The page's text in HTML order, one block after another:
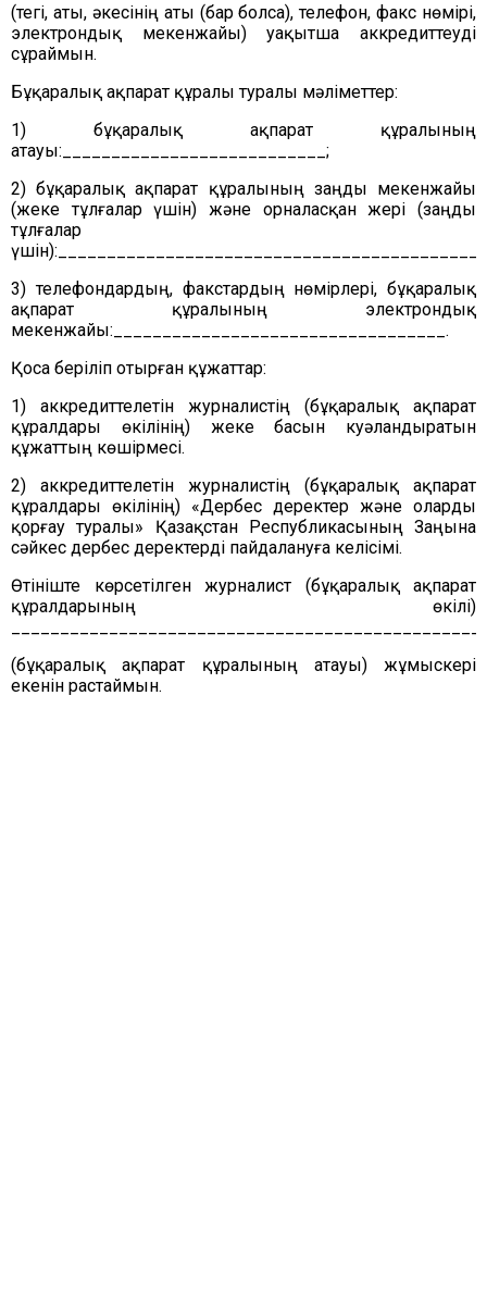
(тегі, аты, әкесінің аты (бар болса), телефон, факс нөмірі,
электрондық мекенжайы) уақытша аккредиттеуді
сұраймын.
Бұқаралық ақпарат құралы туралы мәліметтер:
1) бұқаралық ақпарат құралының
атауы:___________________________;
2) бұқаралық ақпарат құралының заңды мекенжайы
(жеке тұлғалар үшін) және орналасқан жері (заңды
тұлғалар
3) телефондардың, факстардың нөмірлері, бұқаралық
ақпарат құралының электрондық
мекенжайы:__________________________________.
Қоса беріліп отырған құжаттар:
1) аккредиттелетін журналистің (бұқаралық ақпарат
құралдары өкілінің) жеке басын куәландыратын
құжаттың көшірмесі.
2) аккредиттелетін журналистің (бұқаралық ақпарат
құралдары өкілінің) «Дербес деректер және оларды
қорғау туралы» Қазақстан Республикасының Заңына
сәйкес дербес деректерді пайдалануға келісімі.
Өтініште көрсетілген журналист (бұқаралық ақпарат
құралдарының өкілі)
(бұқаралық ақпарат құралының атауы) жұмыскері
екенін растаймын.